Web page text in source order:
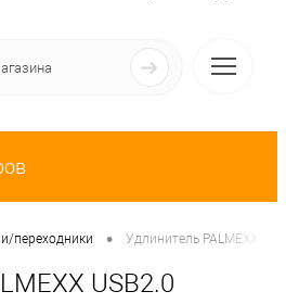
переходники • Удлинитель PALMEXX
USB2.0